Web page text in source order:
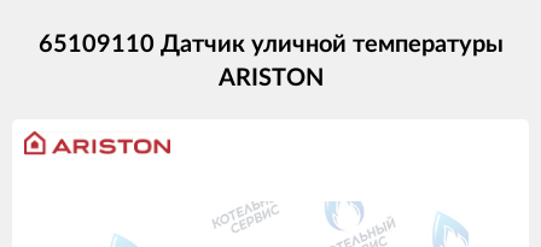
65109110 Датчик уличной температуры
ARISTON
Изображения